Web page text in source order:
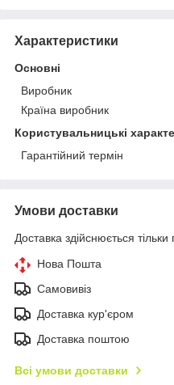
Характеристики
Основні
Виробник
Країна виробник
Користувальницькі
Гарантійний термін
Умови доставки
Доставка здійснюється тільки
Нова Пошта
Самовивіз
Доставка кур'єром
Доставка поштою
Всі умови доставки